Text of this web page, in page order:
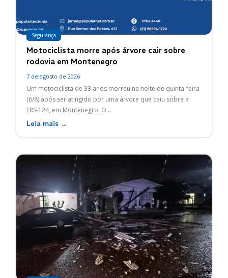
Segurança
Motociclista morre após árvore cair sobre
rodovia em Montenegro
7 de agosto de 2026
Um motociclista de 33 anos morreu na noite de quinta-feira
(6/8) após ser atingido por uma árvore que caiu sobre a
ERS-124, em Montenegro. O...
Leia mais →